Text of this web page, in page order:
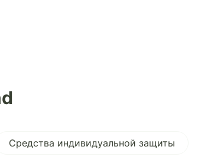
Средства индивидуальной защиты